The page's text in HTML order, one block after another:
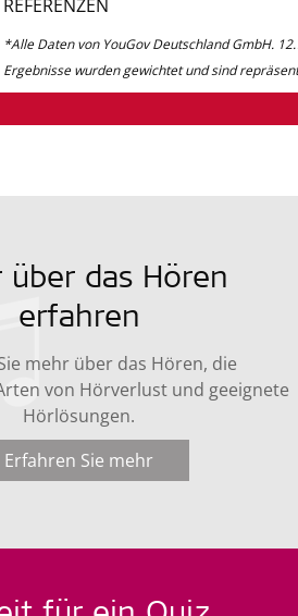
REFERENZEN
*Alle Daten von YouGov Deutschland GmbH.
Ergebnisse wurden gewichtet und sind
über das Hören
erfahren
mehr über das Hören, die
von Hörverlust und geeignete
Hörlösungen.
Erfahren Sie mehr